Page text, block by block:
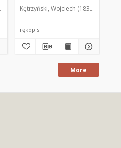
Kętrzyński, Wojciech (1838-1918)
rękopis
More